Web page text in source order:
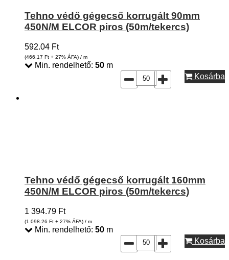
Tehno védő gégecső korrugált 90mm
450N/M ELCOR piros (50m/tekercs)
592.04 Ft
(466.17 Ft + 27% ÁFA) / m
Min. rendelhető: 50 m
Kosárba
Tehno védő gégecső korrugált 160mm
450N/M ELCOR piros (50m/tekercs)
1 394.79 Ft
(1 098.26 Ft + 27% ÁFA) / m
Min. rendelhető: 50 m
Kosárba